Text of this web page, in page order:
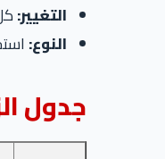
التغيير:
النوع:
جدول